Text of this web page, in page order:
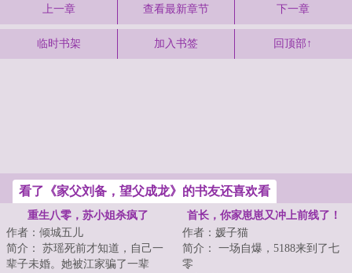
上一章 查看最新章节 下一章
临时书架 加入书签 回顶部↑
看了《家父刘备，望父成龙》的书友还喜欢看
重生八零，苏小姐杀疯了
作者：倾城五儿
简介： 苏瑶死前才知道，自己一
辈子未婚。她被江家骗了一辈
首长，你家崽崽又冲上前线了！
作者：媛子猫
简介： 一场自爆，5188来到了七
零